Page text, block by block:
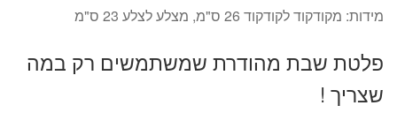
מידות: מקודקוד לקודקוד 26 ס"מ, מצלע לצלע 23 ס"מ
פלטת שבת מהודרת שמשתמשים רק במה
שצריך !